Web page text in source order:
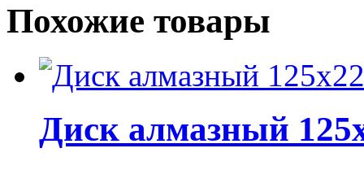
Похожие товары
Диск алмазный